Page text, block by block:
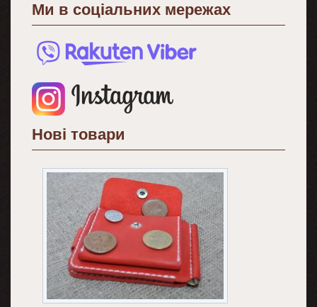
Ми в соціальних мережах
Нові товари